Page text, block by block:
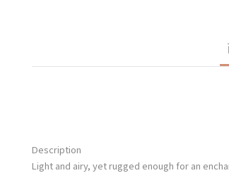
Description
Light and airy, yet rugged enough for an